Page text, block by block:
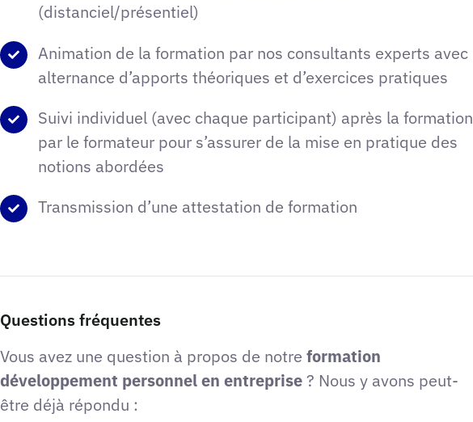
(distanciel/présentiel)
Animation de la formation par nos consultants experts avec
alternance d’apports théoriques et d’exercices pratiques
Suivi individuel (avec chaque participant) après la formation
par le formateur pour s’assurer de la mise en pratique des
notions abordées
Transmission d’une attestation de formation
Questions fréquentes
Vous avez une question à propos de notre formation
développement personnel en entreprise? Nous y avons peut-
être déjà répondu :